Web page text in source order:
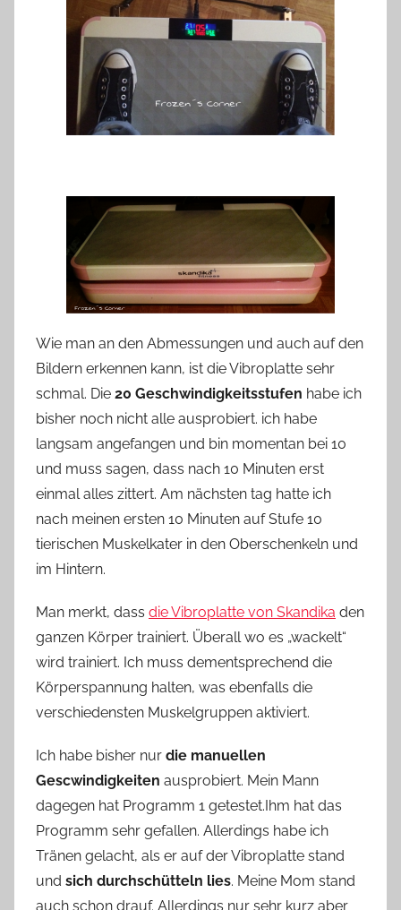
Wie man an den Abmessungen und auch auf den
Bildern erkennen kann, ist die Vibroplatte sehr
schmal. Die 20 Geschwindigkeitsstufen habe ich
bisher noch nicht alle ausprobiert. ich habe
langsam angefangen und bin momentan bei 10
und muss sagen, dass nach 10 Minuten erst
einmal alles zittert. Am nächsten tag hatte ich
nach meinen ersten 10 Minuten auf Stufe 10
tierischen Muskelkater in den Oberschenkeln und
im Hintern.
Man merkt, dass die Vibroplatte von Skandika den
ganzen Körper trainiert. Überall wo es „wackelt“
wird trainiert. Ich muss dementsprechend die
Körperspannung halten, was ebenfalls die
verschiedensten Muskelgruppen aktiviert.
Ich habe bisher nur die manuellen
Gescwindigkeiten ausprobiert. Mein Mann
dagegen hat Programm 1 getestet.Ihm hat das
Programm sehr gefallen. Allerdings habe ich
Tränen gelacht, als er auf der Vibroplatte stand
und sich durchschütteln lies. Meine Mom stand
auch schon drauf. Allerdings nur sehr kurz aber